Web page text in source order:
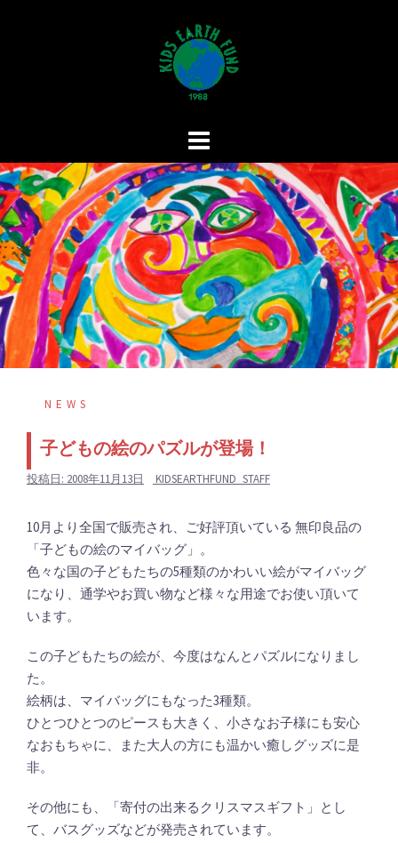
キ
ッ
プ
NEWS
子どもの絵のパズルが登場！
投稿日: 2008年11月13日 KIDSEARTHFUND_STAFF
10月より全国で販売され、ご好評頂いている 無印良品の
「子どもの絵のマイバッグ」。
色々な国の子どもたちの5種類のかわいい絵がマイバッグ
になり、通学やお買い物など様々な用途でお使い頂いて
います。
この子どもたちの絵が、今度はなんとパズルになりまし
た。
絵柄は、マイバッグにもなった3種類。
ひとつひとつのピースも大きく、小さなお子様にも安心
なおもちゃに、また大人の方にも温かい癒しグッズに是
非。
その他にも、「寄付の出来るクリスマスギフト」とし
て、バスグッズなどが発売されています。